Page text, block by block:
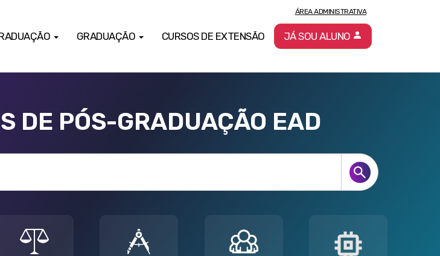
GRADUAÇÃO CURSOS DE EXTENSÃO
ÁREA ADMINISTRATIVA
JÁ SOU ALUNO
DE PÓS-GRADUAÇÃO EAD